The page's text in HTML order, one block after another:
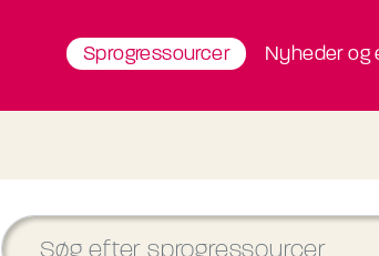
Sprogressourcer Nyheder og